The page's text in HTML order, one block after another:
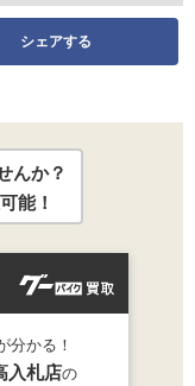
シェアする
んか？
能！
分かる！
入札店の